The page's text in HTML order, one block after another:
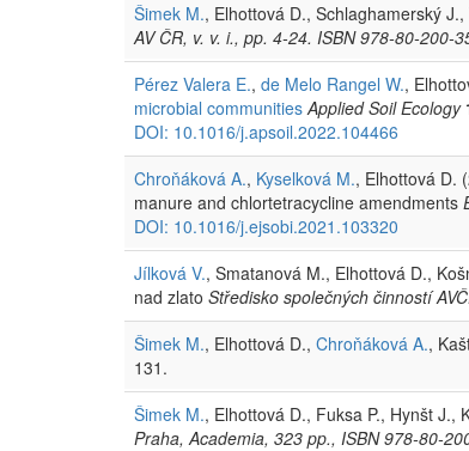
Šimek M., Elhottová D., Schlaghamerský J.,
AV ČR, v. v. i., pp. 4-24. ISBN 978-80-200-
Pérez Valera E., de Melo Rangel W.,
microbial communities Applied Soil Ecology
DOI: 10.1016/j.apsoil.2022.104466
Chroňáková A., Kyselková M., Elhottová D.
manure and chlortetracycline amendments
DOI: 10.1016/j.ejsobi.2021.103320
Jílková V., Smatanová M., Elhottová D.,
nad zlato Středisko společných činností
Šimek M., Elhottová D., Chroňáková A.,
131.
Šimek M., Elhottová D., Fuksa P., Hynšt J.,
Praha, Academia, 323 pp., ISBN 978-80-